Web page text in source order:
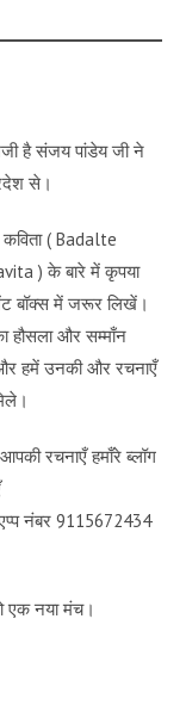
है संजय पांडेय जी ने
से।
( Badalte
) के बारे में कृपया
बॉक्स में जरूर लिखें।
और सम्माँन
हमें उनकी और रचनाएँ
रचनाएँ हमाँरे ब्लॉग
नंबर 9115672434
एक नया मंच।